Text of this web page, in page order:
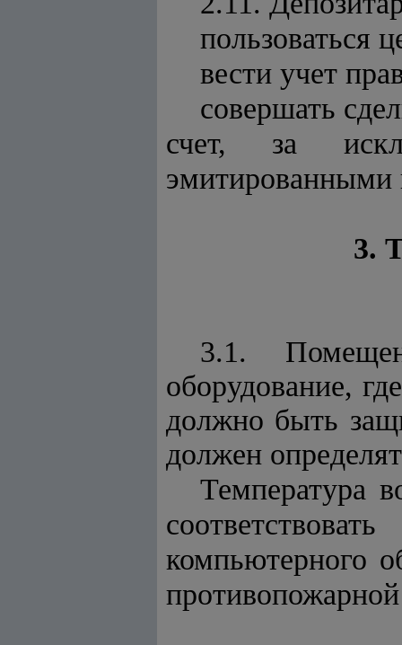
пользоваться
вести учет
совершать
счет, за
3.
3.1.
оборудование,
должно быть
должен
Температура
компьютерного